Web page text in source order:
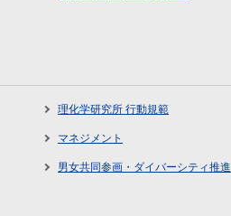
理化学研究所 行動規範
マネジメント
男女共同参画・ダイバーシティ推進